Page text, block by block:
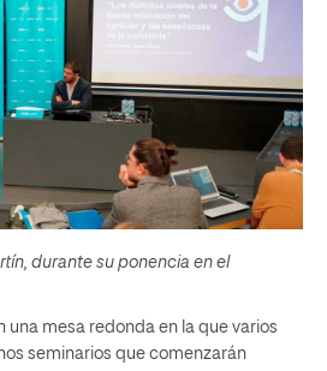
durante su ponencia en el
una mesa redonda en la que varios
seminarios que comenzarán